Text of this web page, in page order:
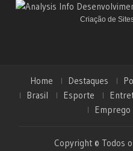
Criação de
Home Destaques
Brasil
Esporte
Emprego
Copyright © Todos